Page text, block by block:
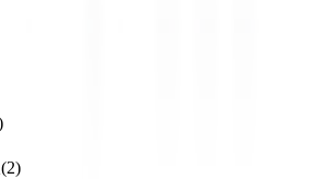
(2)